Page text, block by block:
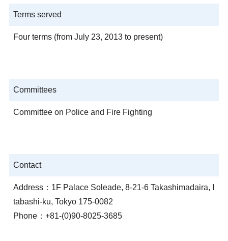
Terms served
Four terms (from July 23, 2013 to present)
Committees
Committee on Police and Fire Fighting
Contact
Address：1F Palace Soleade, 8-21-6 Takashimadaira, I
tabashi-ku, Tokyo 175-0082
Phone：+81-(0)90-8025-3685